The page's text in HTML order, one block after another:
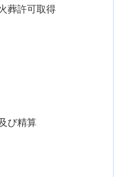
葬許可取得
び精算